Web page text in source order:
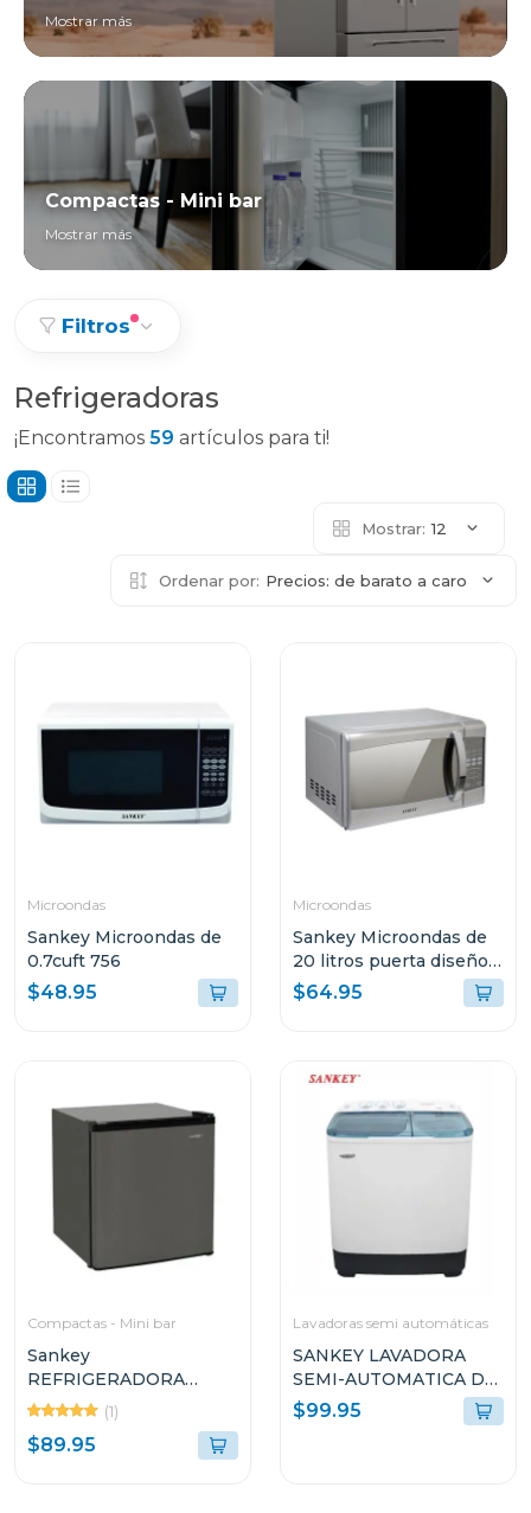
Mostrar más
Compactas - Mini bar
Mostrar más
Filtros
Refrigeradoras
¡Encontramos 59 artículos para ti!
Mostrar: 12
Ordenar por: Precios: de barato a caro
Microondas
Sankey Microondas de
0.7cuft 756
$48.95
Microondas
Sankey Microondas de
20 litros puerta diseño
espejo mw758
$64.95
Compactas - Mini bar
Sankey
REFRIGERADORA
COMPACTO DE 1
PUERTA 1.7P³ F280
(1)
$89.95
Lavadoras semi automáticas
SANKEY LAVADORA
SEMI-AUTOMATICA DE
7KG (APROX) WM7073
$99.95